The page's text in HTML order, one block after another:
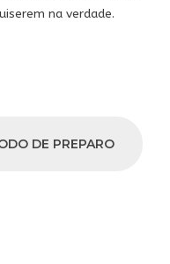
na verdade.
DE PREPARO